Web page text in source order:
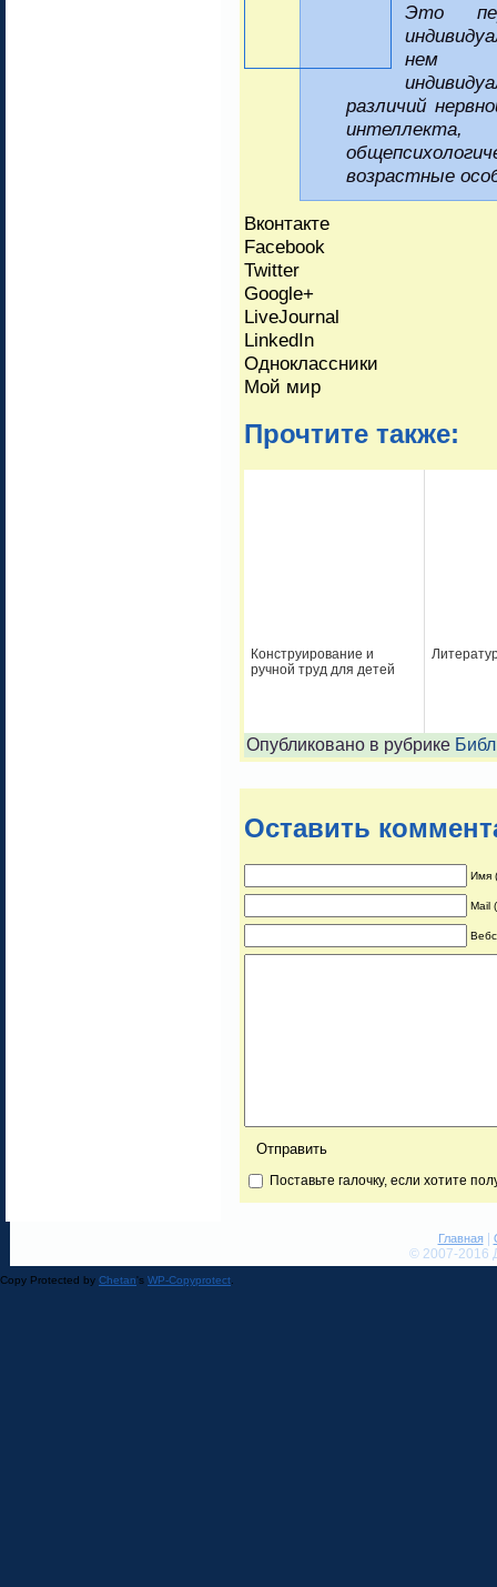
Это
нем
различий
возрастные
Вконтакте
Facebook
Twitter
Google+
LiveJournal
LinkedIn
Одноклассники
Мой мир
Прочтите также:
Конструирование и
ручной труд для детей
Опубликовано в рубрике
Оставить
Имя
Mail
Поставьте галочку, если хотите
Главная|
© 2007-2016
Copy Protected by Chetan's WP-Copyprotect